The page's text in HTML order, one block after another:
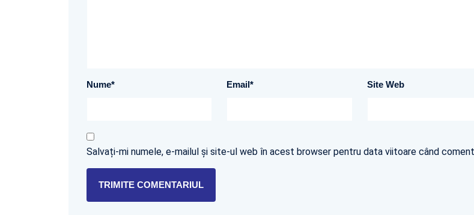
Nume* Email* Site Web
Salvați-mi numele, e-mailul și site-ul web în acest browser pentru data viitoare când